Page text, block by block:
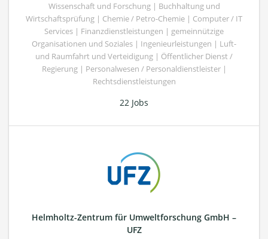
Wissenschaft und Forschung | Buchhaltung und
Wirtschaftsprüfung | Chemie / Petro-Chemie | Computer / IT
Services | Finanzdienstleistungen | gemeinnützige
Organisationen und Soziales | Ingenieurleistungen | Luft-
und Raumfahrt und Verteidigung | Öffentlicher Dienst /
Regierung | Personalwesen / Personaldienstleister |
Rechtsdienstleistungen
22 Jobs
Helmholtz-Zentrum für Umweltforschung GmbH –
UFZ